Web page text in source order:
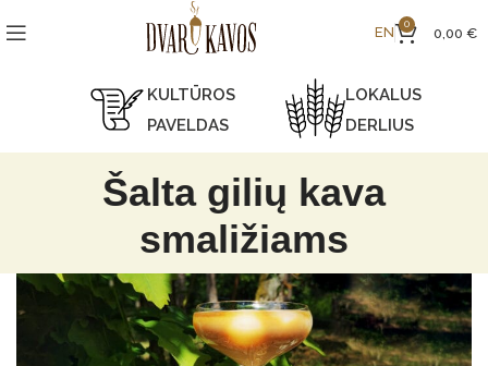
EN 0
0,00 €
KULTŪROS
PAVELDAS
LOKALUS
DERLIUS
Šalta gilių kava
smaližiams